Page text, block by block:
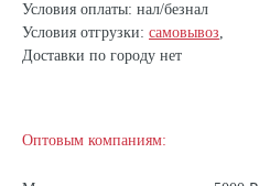
Условия оплаты: нал/безнал
Условия отгрузки: самовывоз,
Доставки по городу нет
Оптовым компаниям: